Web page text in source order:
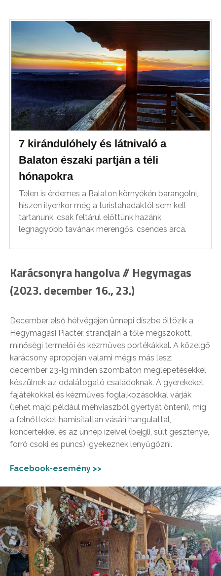
7 kirándulóhely és látnivaló a
Balaton északi partján a téli
hónapokra
Télen is érdemes a Balaton környékén barangolni,
hiszen ilyenkor még a turistahadaktól sem kell
tartanunk, csak feltárul előttünk hazánk
legnagyobb tavának merengős, csendes arca.
Karácsonyra hangolva // Hegymagas
(2023. december 16., 23.)
December első hétvégéjén ünnepi díszbe öltözik a
Hegymagasi Piactér, strandjain a tőle megszokott,
minőségi termelői és kézműves portékákkal. A közelgő
karácsony apropóján valami mégis más lesz:
december 23-ig minden szombaton meglepetésekkel
készülnek az odalátogató családoknak. A gyerekeket
fajátékokkal és kézműves foglalkozásokkal várják
(lehet majd például méhviaszból gyertyát önteni), míg
a felnőtteket hamisítatlan vásári hangulattal,
koncertekkel és az ünnep ízeivel (bejgli, sült gesztenye,
forró csoki és puncs) igyekeznek lenyűgözni.
Facebook-esemény >>